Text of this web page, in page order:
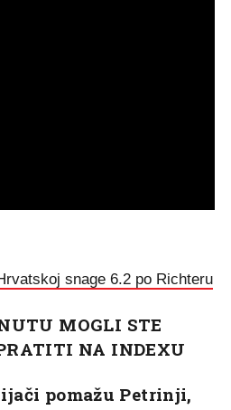
snage 6.2 po Richteru
MOGLI STE
NA INDEXU
pomažu Petrinji,